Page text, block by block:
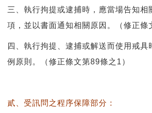
三、執行拘提或逮捕時，應當場告知相
項，並以書面通知相關原因。（修正條
四、執行拘提、逮捕或解送而使用戒具
例原則。（修正條文第89條之1）
貳、受訊問之程序保障部分：